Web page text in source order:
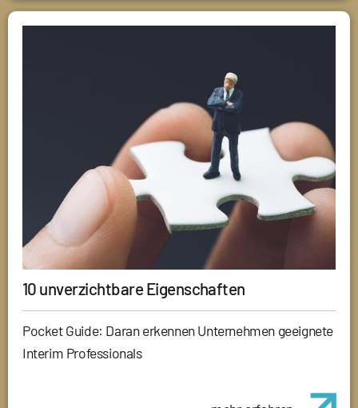
10 unverzichtbare Eigenschaften
Pocket Guide: Daran erkennen Unternehmen geeignete
Interim Professionals